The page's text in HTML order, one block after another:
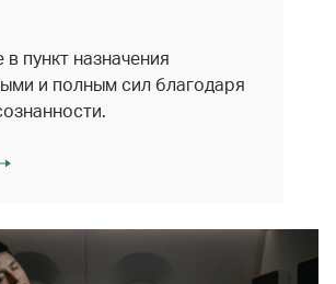
пункт назначения
и полным сил благодаря